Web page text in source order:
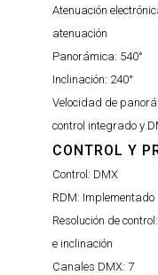
Atenuación
atenuación
Panorámica: 540°
Inclinación: 240°
Velocidad de
control integrado y
CONTROL Y
Control: DMX
RDM: Implementado
Resolución de control:
e inclinación
Canales DMX: 7